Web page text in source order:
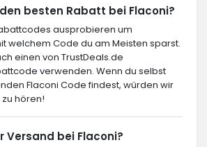
besten Rabatt bei Flaconi?
ausprobieren um
welchem Code du am Meisten sparst.
einen von TrustDeals.de
verwenden. Wenn du selbst
Flaconi Code findest, würden wir
hören!
Versand bei Flaconi?